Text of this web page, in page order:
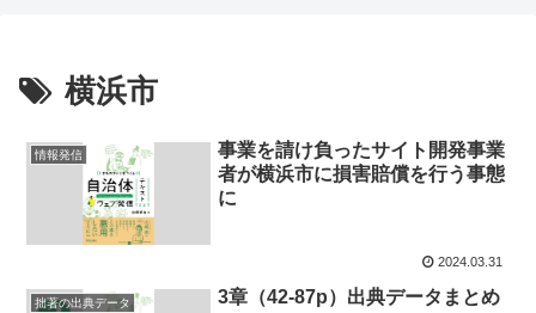
横浜市
情報発信
事業を請け負ったサイト開発事業
者が横浜市に損害賠償を行う事態
に
2024.03.31
拙著の出典データ 3章（42-87p）出典データまとめ